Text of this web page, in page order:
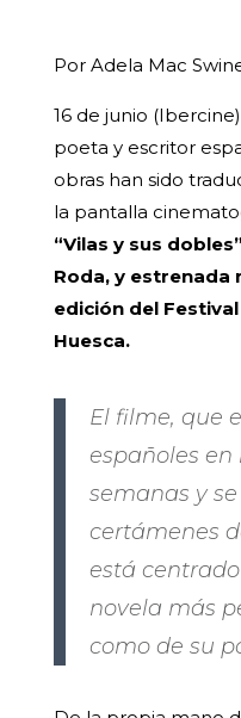
Por Adela Mac
16 de junio
poeta y escritor
obras han sido
la pantalla
“Vilas y sus
Roda, y estrenada
edición del
Huesca.
El filme, que
españoles en
semanas y
certámenes
está centrado
novela más
como de su